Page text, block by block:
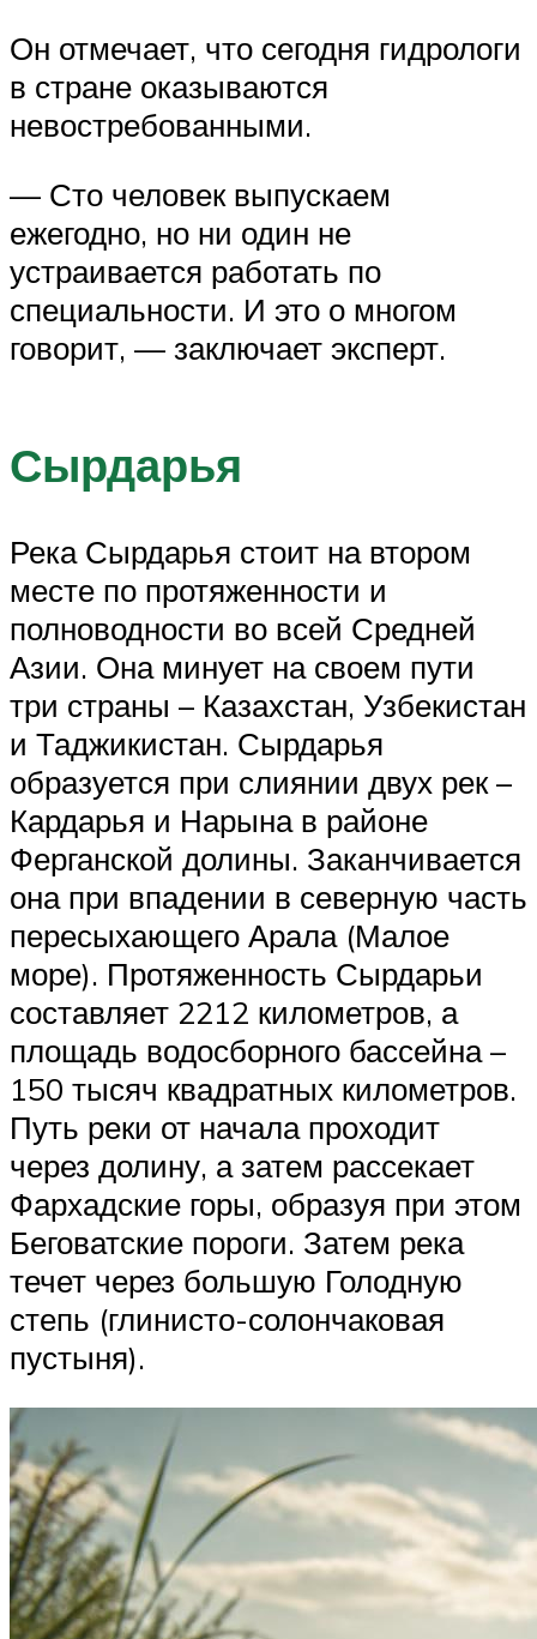
Он отмечает, что сегодня гидрологи
в стране оказываются
невостребованными.
— Сто человек выпускаем
ежегодно, но ни один не
устраивается работать по
специальности. И это о многом
говорит, — заключает эксперт.
Сырдарья
Река Сырдарья стоит на втором
месте по протяженности и
полноводности во всей Средней
Азии. Она минует на своем пути
три страны – Казахстан, Узбекистан
и Таджикистан. Сырдарья
образуется при слиянии двух рек –
Кардарья и Нарына в районе
Ферганской долины. Заканчивается
она при впадении в северную часть
пересыхающего Арала (Малое
море). Протяженность Сырдарьи
составляет 2212 километров, а
площадь водосборного бассейна –
150 тысяч квадратных километров.
Путь реки от начала проходит
через долину, а затем рассекает
Фархадские горы, образуя при этом
Беговатские пороги. Затем река
течет через большую Голодную
степь (глинисто-солончаковая
пустыня).